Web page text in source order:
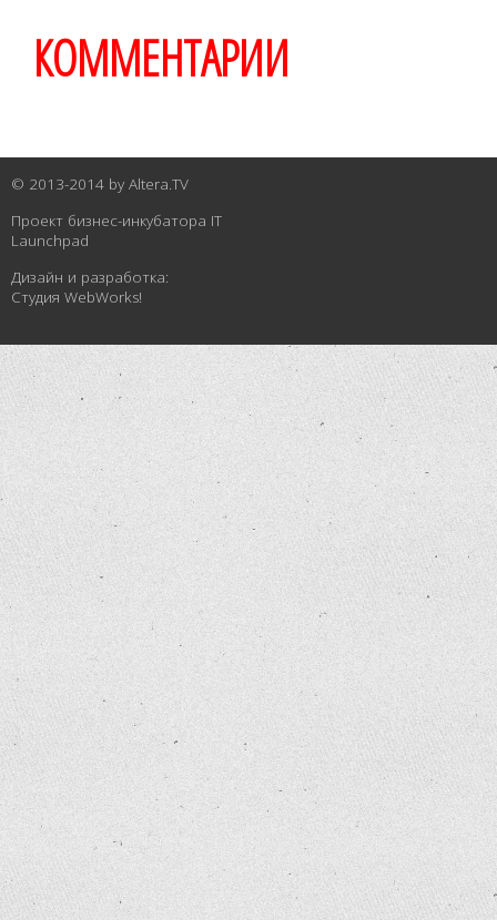
КОММЕНТАРИИ
© 2013-2014 by Altera.TV
Проект бизнес-инкубатора IT
Launchpad
Дизайн и разработка:
Студия WebWorks!